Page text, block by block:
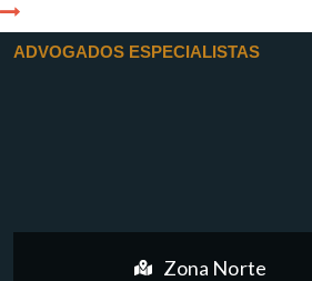
ADVOGADOS ESPECIALISTAS
Zona Norte